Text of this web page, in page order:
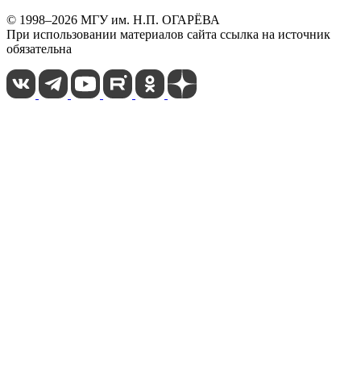
© 1998–2026 МГУ им. Н.П. ОГАРЁВА
При использовании материалов сайта ссылка на источник
обязательна